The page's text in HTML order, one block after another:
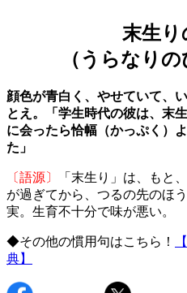
末生り
（うらなり
顔色が青白く、やせていて、
とえ。「学生時代の彼は、末
に会ったら恰幅（かっぷく）
た」
〔語源〕
「末生り」は、もと
が過ぎてから、つるの先のほ
実。生育不十分で味が悪い。
◆その他の慣用句はこちら！
典】